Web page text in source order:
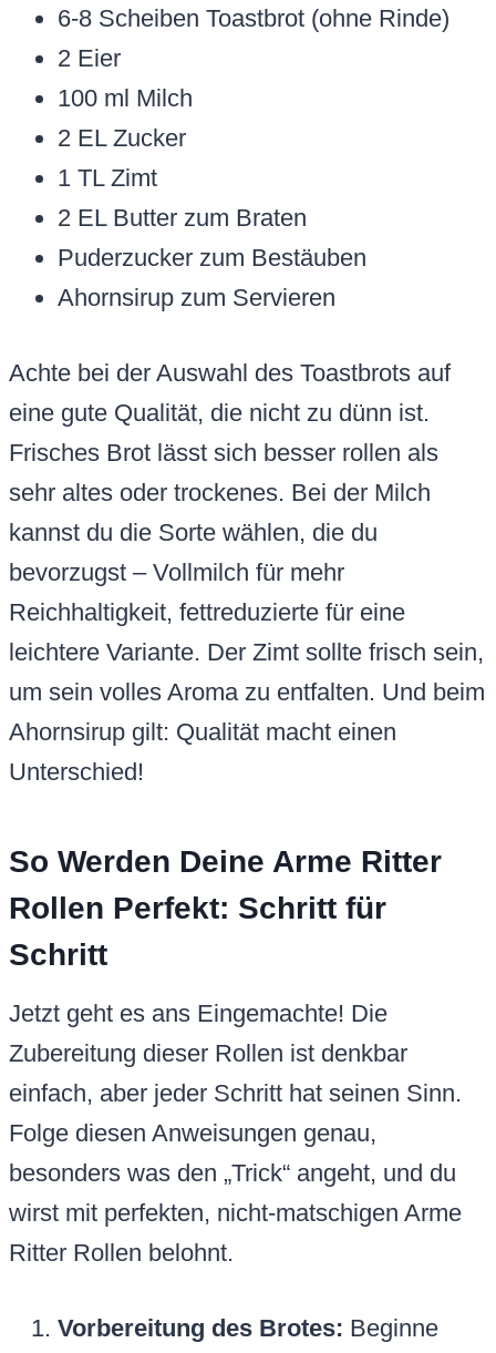
6-8 Scheiben Toastbrot (ohne Rinde)
2 Eier
100 ml Milch
2 EL Zucker
1 TL Zimt
2 EL Butter zum Braten
Puderzucker zum Bestäuben
Ahornsirup zum Servieren
Achte bei der Auswahl des Toastbrots auf
eine gute Qualität, die nicht zu dünn ist.
Frisches Brot lässt sich besser rollen als
sehr altes oder trockenes. Bei der Milch
kannst du die Sorte wählen, die du
bevorzugst – Vollmilch für mehr
Reichhaltigkeit, fettreduzierte für eine
leichtere Variante. Der Zimt sollte frisch sein,
um sein volles Aroma zu entfalten. Und beim
Ahornsirup gilt: Qualität macht einen
Unterschied!
So Werden Deine Arme Ritter
Rollen Perfekt: Schritt für
Schritt
Jetzt geht es ans Eingemachte! Die
Zubereitung dieser Rollen ist denkbar
einfach, aber jeder Schritt hat seinen Sinn.
Folge diesen Anweisungen genau,
besonders was den „Trick“ angeht, und du
wirst mit perfekten, nicht-matschigen Arme
Ritter Rollen belohnt.
Vorbereitung des Brotes: Beginne